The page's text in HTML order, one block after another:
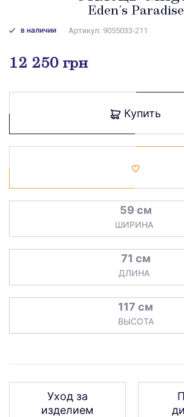
Eden's Paradise
в наличии Артикул: 9055033-211
59 см
ШИРИНА
71 см
ДЛИНА
117 см
ВЫСОТА
12 250 грн
Купить
Уход за
изделием